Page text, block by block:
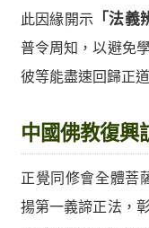
此因緣開示 「法義
普令周知，以避免
彼等能盡速回歸正道
中國佛教復興
正覺同修會全體菩
揚第一義諦正法，